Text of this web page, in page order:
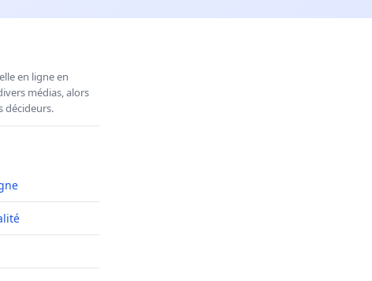
en ligne en
médias, alors
décideurs.